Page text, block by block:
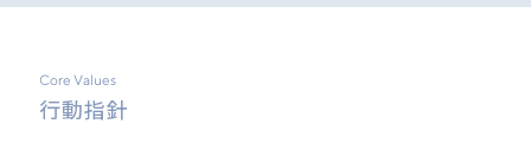
Core Values
行動指針